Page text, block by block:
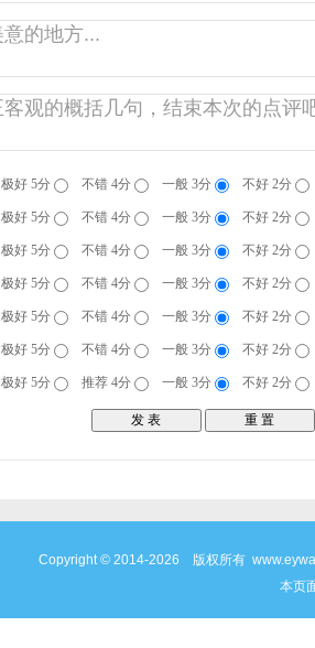
极好 5分 不错 4分 一般 3分 不好 2分
极好 5分 不错 4分 一般 3分 不好 2分
极好 5分 不错 4分 一般 3分 不好 2分
极好 5分 不错 4分 一般 3分 不好 2分
极好 5分 不错 4分 一般 3分 不好 2分
极好 5分 不错 4分 一般 3分 不好 2分
极好 5分 推荐 4分 一般 3分 不好 2分
Copyright © 2014-2026 版权所有
本页